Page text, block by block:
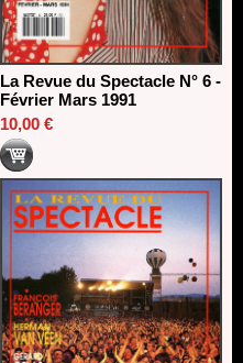
La Revue du Spectacle N° 6 -
Février Mars 1991
10,00 €